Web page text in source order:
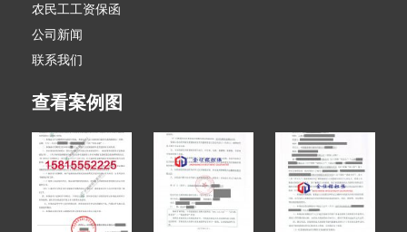
农民工工资保函
公司新闻
联系我们
查看案例图